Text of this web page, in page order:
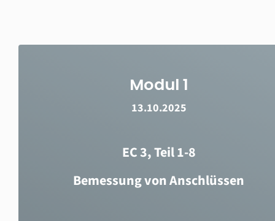
Modul 1
13.10.2025
EC 3, Teil 1-8
Bemessung von Anschlüssen